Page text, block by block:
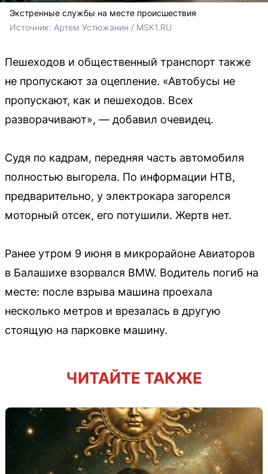
Экстренные службы на месте происшествия
Источник: Артем Устюжанин / MSK1.RU
Пешеходов и общественный транспорт также
не пропускают за оцепление. «Автобусы не
пропускают, как и пешеходов. Всех
разворачивают», — добавил очевидец.
Судя по кадрам, передняя часть автомобиля
полностью выгорела. По информации НТВ,
предварительно, у электрокара загорелся
моторный отсек, его потушили. Жертв нет.
Ранее утром 9 июня в микрорайоне Авиаторов
в Балашихе взорвался BMW. Водитель погиб на
месте: после взрыва машина проехала
несколько метров и врезалась в другую
стоящую на парковке машину.
ЧИТАЙТЕ ТАКЖЕ